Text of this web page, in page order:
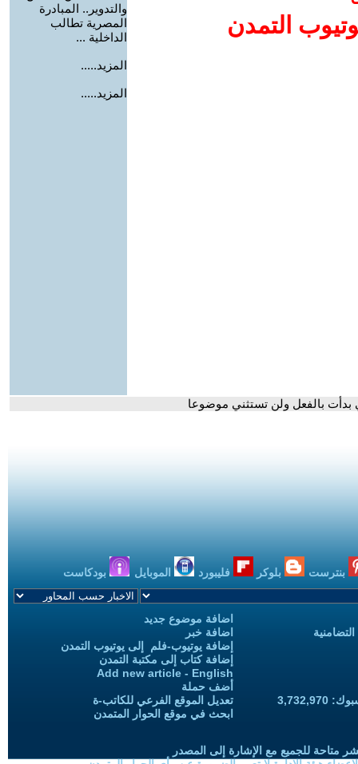
التمدن
والتدوير.. المبادرة
المصرية تطالب
الداخلية ...
المزيد.....
المزيد.....
بدأت بالفعل ولن تستثني موضوعا
بنترست بلوكر فليبورد الموبايل بودكاست
اضافة موضوع جديد
اضافة خبر
إضافة يوتيوب-فلم إلى يوتيوب التمدن
إضافة كتاب إلى مكتبة التمدن
Add new article - English
أضف حملة
تعديل الموقع الفرعي للكاتب-ة
ابحث في موقع الحوار المتمدن
متاحة للجميع مع الإشارة إلى المصدر